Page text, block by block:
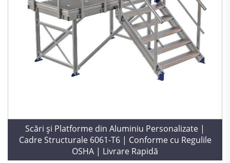
Scări și Platforme din Aluminiu Personalizate |
Cadre Structurale 6061-T6 | Conforme cu Regulile
OSHA | Livrare Rapidă